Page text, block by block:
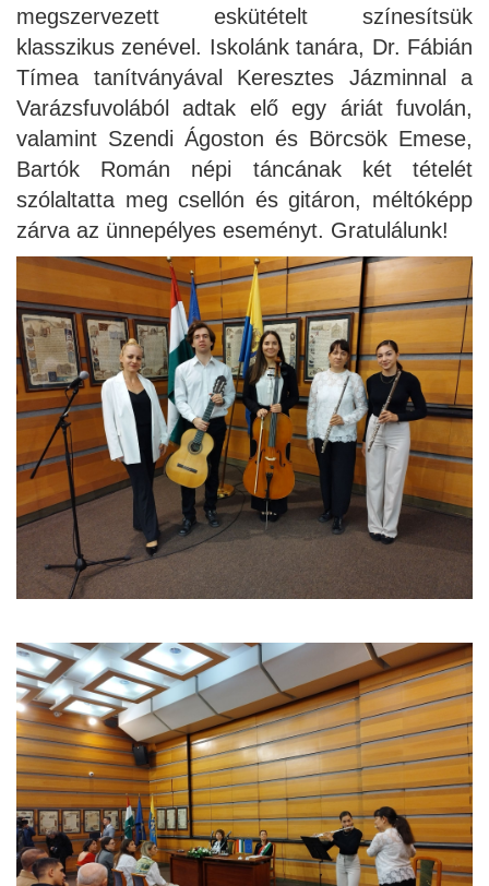
megszervezett eskütételt színesítsük
klasszikus zenével. Iskolánk tanára, Dr. Fábián
Tímea tanítványával Keresztes Jázminnal a
Varázsfuvolából adtak elő egy áriát fuvolán,
valamint Szendi Ágoston és Börcsök Emese,
Bartók Román népi táncának két tételét
szólaltatta meg csellón és gitáron, méltóképp
zárva az ünnepélyes eseményt. Gratulálunk!